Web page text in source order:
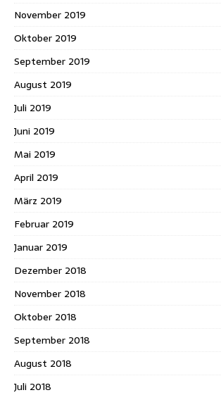
November 2019
Oktober 2019
September 2019
August 2019
Juli 2019
Juni 2019
Mai 2019
April 2019
März 2019
Februar 2019
Januar 2019
Dezember 2018
November 2018
Oktober 2018
September 2018
August 2018
Juli 2018